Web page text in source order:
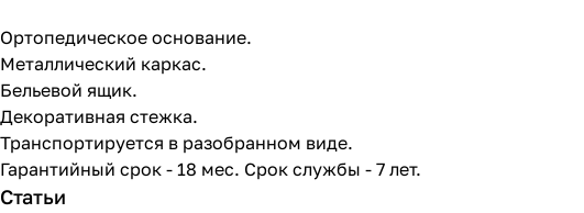
Ортопедическое основание.
Металлический каркас.
Бельевой ящик.
Декоративная стежка.
Транспортируется в разобранном виде.
Гарантийный срок - 18 мес. Срок службы - 7 лет.
Статьи